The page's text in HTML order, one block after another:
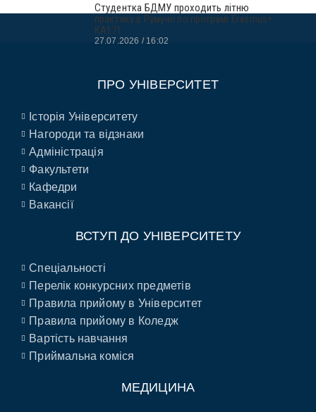
Студентка БДМУ проходить літню
практику в Румунії по програмі Erasmus+
KA171
27.07.2026 16:02
ПРО УНІВЕРСИТЕТ
Історія Університету
Нагороди та відзнаки
Адміністрація
Факультети
Кафедри
Вакансії
ВСТУП ДО УНІВЕРСИТЕТУ
Спеціальності
Перелік конкурсних предметів
Правила прийому в Університет
Правила прийому в Коледж
Вартість навчання
Приймальна коміся
МЕДИЦИНА